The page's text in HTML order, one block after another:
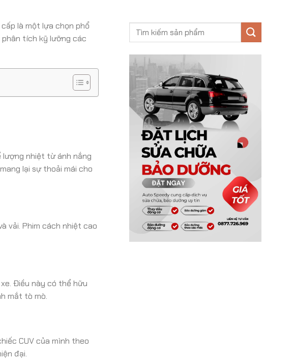
là một lựa chọn phổ
phân tích kỹ lưỡng các
lượng nhiệt từ ánh nắng
lại sự thoải mái cho
vải. Phim cách nhiệt cao
Điều này có thể hữu
mắt tò mò.
CUV của mình theo
đại.